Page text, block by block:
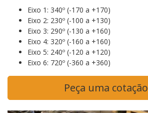
Eixo 1: 340º (-170 a +170)
Eixo 2: 230º (-100 a +130)
Eixo 3: 290º (-130 a +160)
Eixo 4: 320º (-160 a +160)
Eixo 5: 240º (-120 a +120)
Eixo 6: 720º (-360 a +360)
Peça uma cotação